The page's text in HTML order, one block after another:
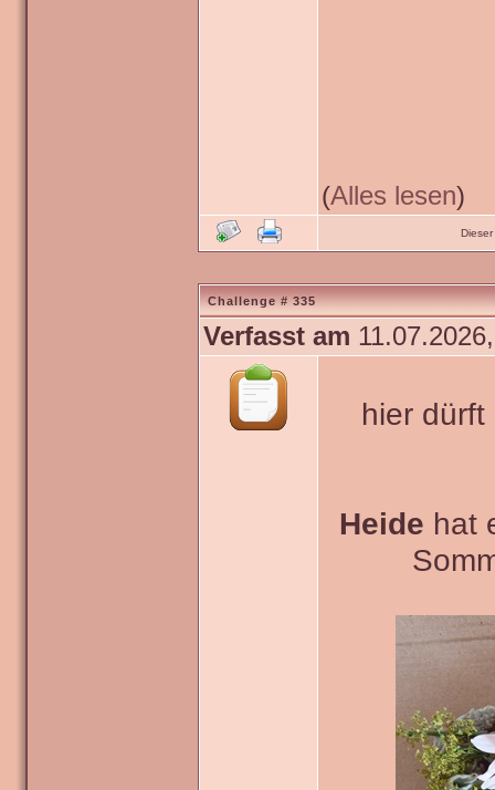
(Alles lesen)
Challenge # 335
Verfasst am
hier
Heide hat